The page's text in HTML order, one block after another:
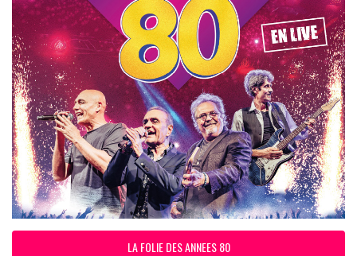
LA FOLIE DES ANNEES 80